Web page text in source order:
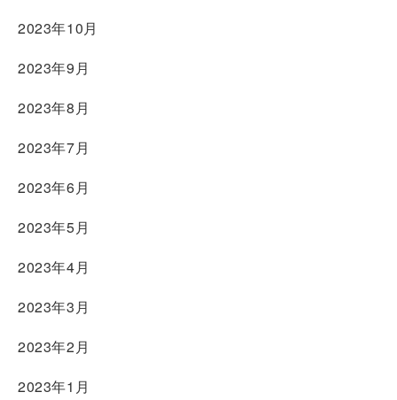
2023年10月
2023年9月
2023年8月
2023年7月
2023年6月
2023年5月
2023年4月
2023年3月
2023年2月
2023年1月